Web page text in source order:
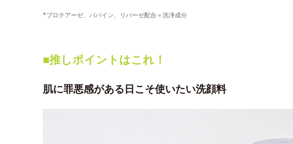
*プロテアーゼ、パパイン、リパーゼ配合＝洗浄成分
■推しポイントはこれ！
肌に罪悪感がある日こそ使いたい洗顔料